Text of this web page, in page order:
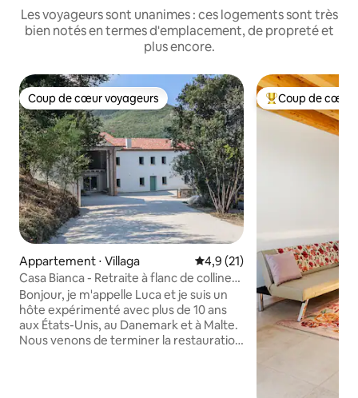
Les voyageurs sont unanimes : ces logements sont très
bien notés en termes d'emplacement, de propreté et
plus encore.
Coup de cœur voyageurs
Coup de cœur voyageurs
Appartement ⋅ Villaga Évaluation moyenne sur la
4,9 (21)
Casa Bianca - Retraite à flanc de colline
dans les collines de Berici
Bonjour, je m'appelle Luca et je suis un
hôte expérimenté avec plus de 10 ans
aux États-Unis, au Danemark et à Malte.
Nous venons de terminer la restauration
Coups de cœur
Coup de cœur